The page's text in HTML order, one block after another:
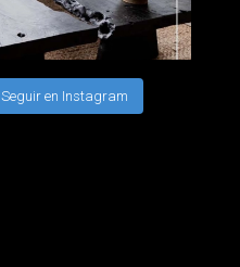
Seguir en Instagram